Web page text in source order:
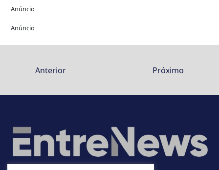
Anúncio
Anúncio
Anterior Próximo